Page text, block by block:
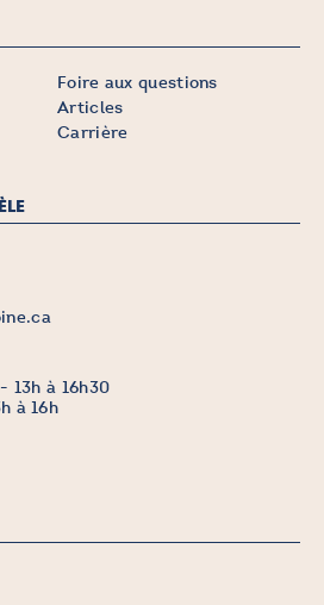
Foire aux questions
Articles
Carrière
13h à 16h30
à 16h